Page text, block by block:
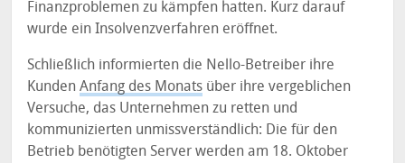
Finanzproblemen zu kämpfen hatten. Kurz darauf
wurde ein Insolvenzverfahren eröffnet.
Schließlich informierten die Nello-Betreiber ihre
KundenAnfang des Monats über ihre vergeblichen
Versuche, das Unternehmen zu retten und
kommunizierten unmissverständlich: Die für den
Betrieb benötigten Server werden am 18. Oktober